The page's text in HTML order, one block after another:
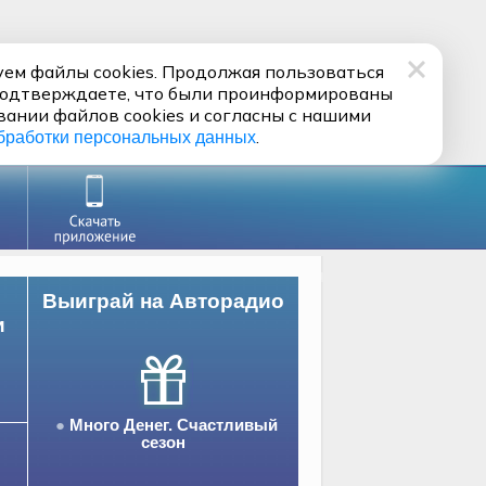
Выиграй на Авторадио
Много Денег. Счастливый
сезон
файлы cookies. Продолжая пользоваться
что были проинформированы
файлов cookies и согласны с нашими
персональных данных.